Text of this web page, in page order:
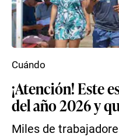
¡Atención! Este
del año 2026 y
Miles de
Cuándo